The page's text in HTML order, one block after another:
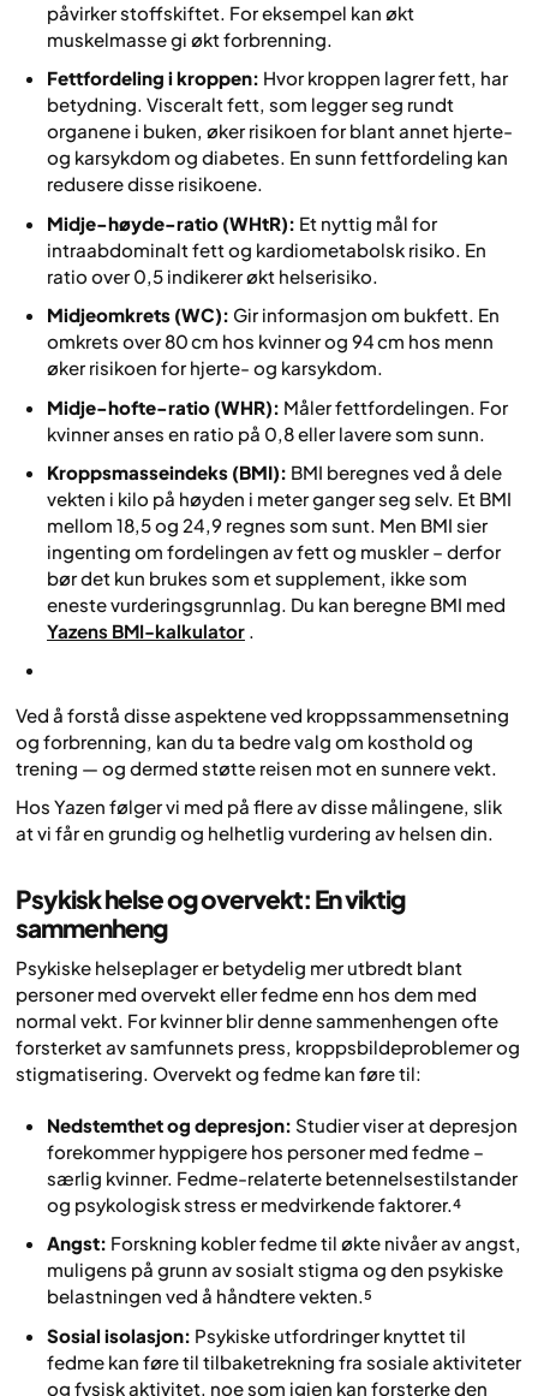
påvirker stoffskiftet. For eksempel kan økt
muskelmasse gi økt forbrenning.
Fettfordeling i kroppen: Hvor kroppen lagrer fett, har
betydning. Visceralt fett, som legger seg rundt
organene i buken, øker risikoen for blant annet hjerte-
og karsykdom og diabetes. En sunn fettfordeling kan
redusere disse risikoene.
Midje-høyde-ratio (WHtR): Et nyttig mål for
intraabdominalt fett og kardiometabolsk risiko. En
ratio over 0,5 indikerer økt helserisiko.
Midjeomkrets (WC): Gir informasjon om bukfett. En
omkrets over 80 cm hos kvinner og 94 cm hos menn
øker risikoen for hjerte- og karsykdom.
Midje-hofte-ratio (WHR): Måler fettfordelingen. For
kvinner anses en ratio på 0,8 eller lavere som sunn.
Kroppsmasseindeks (BMI): BMI beregnes ved å dele
vekten i kilo på høyden i meter ganger seg selv. Et BMI
mellom 18,5 og 24,9 regnes som sunt. Men BMI sier
ingenting om fordelingen av fett og muskler – derfor
bør det kun brukes som et supplement, ikke som
eneste vurderingsgrunnlag. Du kan beregne BMI med
Yazens BMI-kalkulator .
Ved å forstå disse aspektene ved kroppssammensetning
og forbrenning, kan du ta bedre valg om kosthold og
trening — og dermed støtte reisen mot en sunnere vekt.
Hos Yazen følger vi med på flere av disse målingene, slik
at vi får en grundig og helhetlig vurdering av helsen din.
Psykisk helse og overvekt: En viktig
sammenheng
Psykiske helseplager er betydelig mer utbredt blant
personer med overvekt eller fedme enn hos dem med
normal vekt. For kvinner blir denne sammenhengen ofte
forsterket av samfunnets press, kroppsbildeproblemer og
stigmatisering. Overvekt og fedme kan føre til:
Nedstemthet og depresjon: Studier viser at depresjon
forekommer hyppigere hos personer med fedme –
særlig kvinner. Fedme-relaterte betennelsestilstander
og psykologisk stress er medvirkende faktorer.⁴
Angst: Forskning kobler fedme til økte nivåer av angst,
muligens på grunn av sosialt stigma og den psykiske
belastningen ved å håndtere vekten.⁵
Sosial isolasjon: Psykiske utfordringer knyttet til
fedme kan føre til tilbaketrekning fra sosiale aktiviteter
og fysisk aktivitet, noe som igjen kan forsterke den